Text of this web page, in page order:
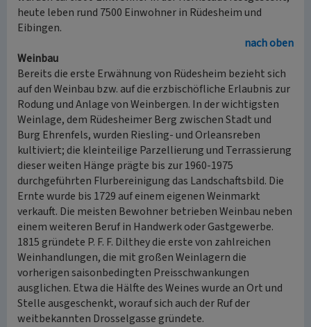
heute leben rund 7500 Einwohner in Rüdesheim und
Eibingen.
nach oben
Weinbau
Bereits die erste Erwähnung von Rüdesheim bezieht sich
auf den Weinbau bzw. auf die erzbischöfliche Erlaubnis zur
Rodung und Anlage von Weinbergen. In der wichtigsten
Weinlage, dem Rüdesheimer Berg zwischen Stadt und
Burg Ehrenfels, wurden Riesling- und Orleansreben
kultiviert; die kleinteilige Parzellierung und Terrassierung
dieser weiten Hänge prägte bis zur 1960-1975
durchgeführten Flurbereinigung das Landschaftsbild. Die
Ernte wurde bis 1729 auf einem eigenen Weinmarkt
verkauft. Die meisten Bewohner betrieben Weinbau neben
einem weiteren Beruf in Handwerk oder Gastgewerbe.
1815 gründete P. F. F. Dilthey die erste von zahlreichen
Weinhandlungen, die mit großen Weinlagern die
vorherigen saisonbedingten Preisschwankungen
ausglichen. Etwa die Hälfte des Weines wurde an Ort und
Stelle ausgeschenkt, worauf sich auch der Ruf der
weitbekannten Drosselgasse gründete.